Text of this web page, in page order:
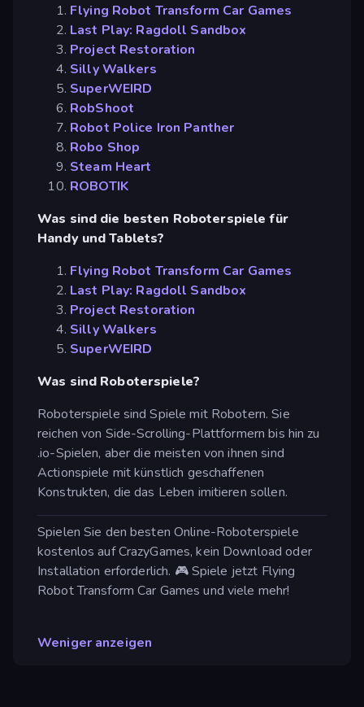
Flying Robot Transform Car Games
Last Play: Ragdoll Sandbox
Project Restoration
Silly Walkers
SuperWEIRD
RobShoot
Robot Police Iron Panther
Robo Shop
Steam Heart
ROBOTIK
Was sind die besten Roboterspiele für
Handy und Tablets?
Flying Robot Transform Car Games
Last Play: Ragdoll Sandbox
Project Restoration
Silly Walkers
SuperWEIRD
Was sind Roboterspiele?
Roboterspiele sind Spiele mit Robotern. Sie
reichen von Side-Scrolling-Plattformern bis hin zu
.io-Spielen, aber die meisten von ihnen sind
Actionspiele mit künstlich geschaffenen
Konstrukten, die das Leben imitieren sollen.
Spielen Sie den besten Online-Roboterspiele
kostenlos auf CrazyGames, kein Download oder
Installation erforderlich. 🎮 Spiele jetzt Flying
Robot Transform Car Games und viele mehr!
Weniger anzeigen